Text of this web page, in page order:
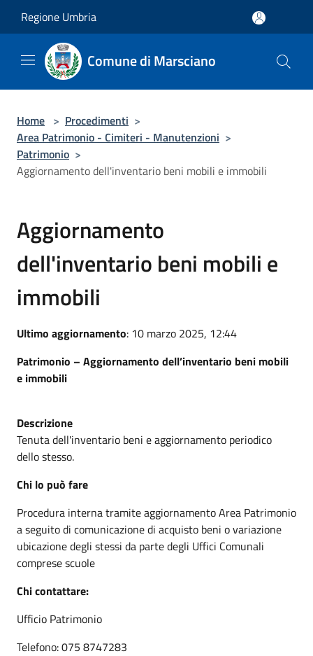
Regione Umbria
Comune di Marsciano
Home > Procedimenti >
Area Patrimonio - Cimiteri - Manutenzioni >
Patrimonio >
Aggiornamento dell'inventario beni mobili e immobili
Aggiornamento
dell'inventario beni mobili e
immobili
Ultimo aggiornamento: 10 marzo 2025, 12:44
Patrimonio – Aggiornamento dell’inventario beni mobili
e immobili
Descrizione
Tenuta dell'inventario beni e aggiornamento periodico
dello stesso.
Chi lo può fare
Procedura interna tramite aggiornamento Area Patrimonio
a seguito di comunicazione di acquisto beni o variazione
ubicazione degli stessi da parte degli Uffici Comunali
comprese scuole
Chi contattare:
Ufficio Patrimonio
Telefono: 075 8747283